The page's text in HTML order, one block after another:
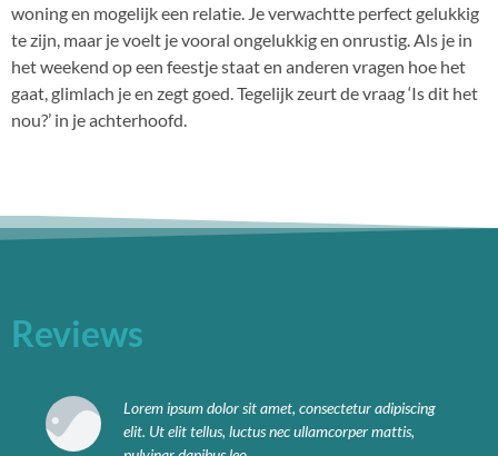
woning en mogelijk een relatie. Je verwachtte perfect gelukkig
te zijn, maar je voelt je vooral ongelukkig en onrustig. Als je in
het weekend op een feestje staat en anderen vragen hoe het
gaat, glimlach je en zegt goed. Tegelijk zeurt de vraag ‘Is dit het
nou?’ in je achterhoofd.
Reviews
Lorem ipsum dolor sit amet, consectetur adipiscing
elit. Ut elit tellus, luctus nec ullamcorper mattis,